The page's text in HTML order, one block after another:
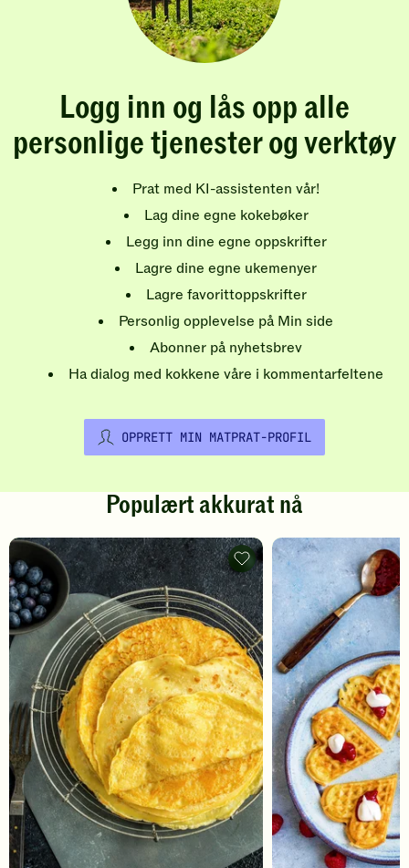
Logg inn og lås opp alle
personlige tjenester og verktøy
Prat med KI-assistenten vår!
Lag dine egne kokebøker
Legg inn dine egne oppskrifter
Lagre dine egne ukemenyer
Lagre favorittoppskrifter
Personlig opplevelse på Min side
Abonner på nyhetsbrev
Ha dialog med kokkene våre i kommentarfeltene
OPPRETT MIN MATPRAT-PROFIL
Populært akkurat nå
Pannekaker
-
legg
til
favoritter